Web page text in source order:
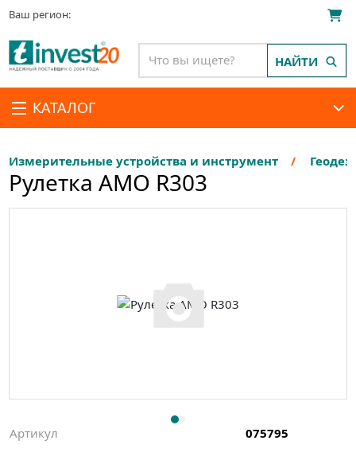
Ваш регион:
КАТАЛОГ
НАЙТИ
Измерительные устройства и инструмент
Рулетка AMO R303
Артикул 075795